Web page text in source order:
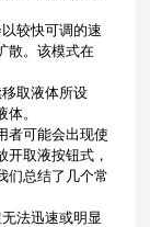
较快可调的速
散。该模式在
取液体所设
。
者可能会出现使
开取液按钮式，
们总结了几个常
法迅速或明显